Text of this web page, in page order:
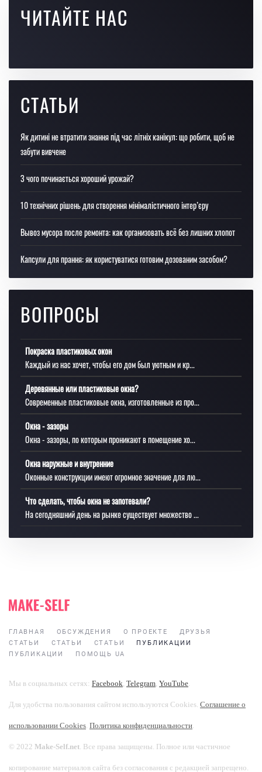
ЧИТАЙТЕ НАС
СТАТЬИ
Як дитині не втратити знання під час літніх канікул: що робити, щоб не
забути вивчене
З чого починається хороший урожай?
10 технічних рішень для створення мінімалістичного інтер’єру
Вывоз мусора после ремонта: как организовать всё без лишних хлопот
Капсули для прання: як користуватися готовим дозованим засобом?
ВОПРОСЫ
Покраска пластиковых окон
Каждый из нас хочет, чтобы его дом был уютным и кр...
Деревянные или пластиковые окна?
Современные пластиковые окна, изготовленные из про...
Окна - зазоры
Окна - зазоры, по которым проникают в помещение хо...
Окна наружные и внутренние
Оконные конструкции имеют огромное значение для лю...
Что сделать, чтобы окна не запотевали?
На сегодняшний день на рынке существует множество ...
ГЛАВНАЯ ОБСУЖДЕНИЯ О ПРОЕКТЕ
ДРУЗЬЯ
СТАТЬИ
СТАТЬИ СТАТЬИ
ПУБЛИКАЦИИ
ПУБЛИКАЦИИ
ПОМОЩЬ UA
Мы в социальных сетях: Facebook, Telegram, YouTube.
Для удобства пользования сайтом используются Cookies. Соглашение о
использовании Cookies. Политика конфиденциальности.
© 2022 Make-Self.net. Все права защищены. Полное или частичное
копирование материалов сайта без согласования с редакцией запрещено.